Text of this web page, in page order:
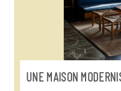
UNE MAISON